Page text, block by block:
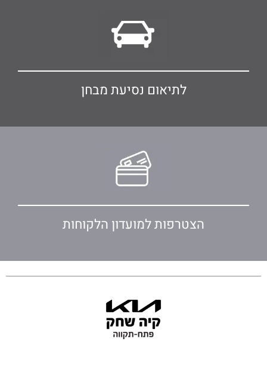
לתיאום נסיעת מבחן
הצטרפות למועדון הלקוחות